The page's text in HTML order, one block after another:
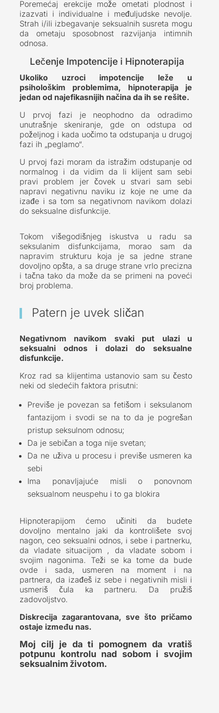
Poremećaj erekcije može ometati plodnost i
izazvati i individualne i međuljudske nevolje.
Strah i/ili izbegavanje seksualnih susreta mogu
da ometaju sposobnost razvijanja intimnih
odnosa.
Lečenje Impotencije i Hipnoterapija
Ukoliko uzroci impotencije leže u
psihološkim problemima, hipnoterapija je
jedan od najefikasnijih načina da ih se rešite.
U prvoj fazi je neophodno da odradimo
unutrašnje skeniranje, gde on odstupa od
poželjnog i kada uočimo ta odstupanja u drugoj
fazi ih „peglamo“.
U prvoj fazi moram da istražim odstupanje od
normalnog i da vidim da li klijent sam sebi
pravi problem jer čovek u stvari sam sebi
napravi negativnu naviku iz koje ne ume da
izađe i sa tom sa negativnom navikom dolazi
do seksualne disfunkcije.
Tokom višegodišnjeg iskustva u radu sa
seksulanim disfunkcijama, morao sam da
napravim strukturu koja je sa jedne strane
dovoljno opšta, a sa druge strane vrlo precizna
i tačna tako da može da se primeni na poveći
broj problema.
Patern je uvek sličan
Negativnom navikom svaki put ulazi u
seksualni odnos i dolazi do seksualne
disfunkcije.
Kroz rad sa klijentima ustanovio sam su često
neki od sledećih faktora prisutni:
Previše je povezan sa fetišom i seksulanom
fantazijom i svodi se na to da je pogrešan
pristup seksulnom odnosu;
Da je sebičan a toga nije svetan;
Da ne uživa u procesu i previše usmeren ka
sebi
Ima ponavljajuće misli o ponovnom
seksualnom neuspehu i to ga blokira
Hipnoterapijom ćemo učiniti da budete
dovoljno mentalno jaki da kontrolišete svoj
nagon, ceo seksualni odnos, i sebe i partnerku,
da vladate situacijom , da vladate sobom i
svojim nagonima. Teži se ka tome da bude
ovde i sada, usmeren na moment i na
partnera, da izađeš iz sebe i negativnih misli i
usmeriš čula ka partneru. Da pružiš
zadovoljstvo.
Diskrecija zagarantovana, sve što pričamo
ostaje između nas.
Moj cilj je da ti pomognem da vratiš
potpunu kontrolu nad sobom i svojim
seksualnim životom.